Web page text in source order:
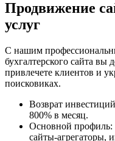
Продвижение
услуг
С нашим
бухгалтерского сайта
привлечете клиентов и
поисковиках.
Возврат
800% в месяц.
Основной профиль:
сайты-агрегаторы,